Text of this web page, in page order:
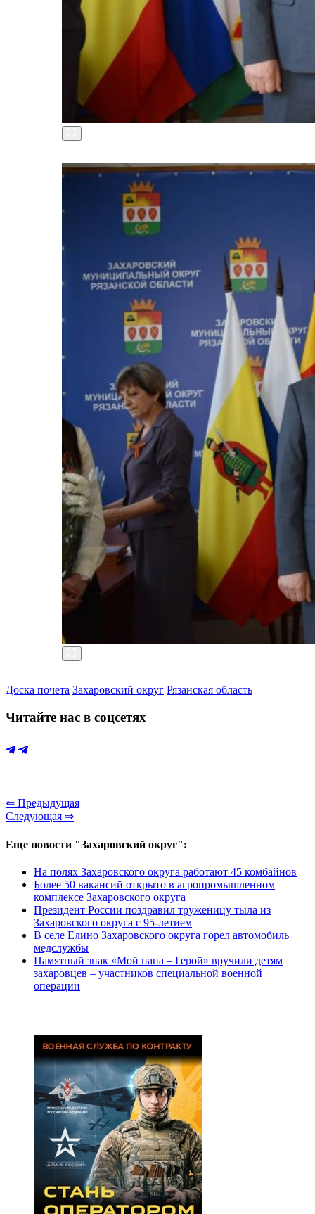
Доска почета Захаровский округ Рязанская область
Читайте нас в соцсетях
⇐ Предыдущая
Следующая ⇒
Еще новости "Захаровский округ":
На полях Захаровского округа работают 45 комбайнов
Более 50 вакансий открыто в агропромышленном
комплексе Захаровского округа
Президент России поздравил труженицу тыла из
Захаровского округа с 95-летием
В селе Елино Захаровского округа горел автомобиль
медслужбы
Памятный знак «Мой папа – Герой» вручили детям
захаровцев – участников специальной военной
операции